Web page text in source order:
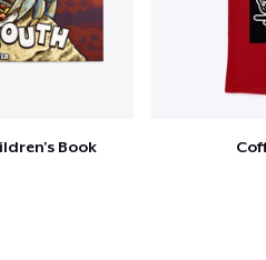
Book